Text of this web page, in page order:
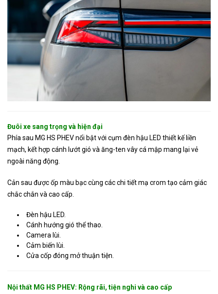
Đuôi xe sang trọng và hiện đại
Phía sau MG HS PHEV nổi bật với cụm đèn hậu LED thiết kế liền
mạch, kết hợp cánh lướt gió và ăng-ten vây cá mập mang lại vẻ
ngoài năng động.
Cản sau được ốp màu bạc cùng các chi tiết mạ crom tạo cảm giác
chắc chắn và cao cấp.
Đèn hậu LED.
Cánh hướng gió thể thao.
Camera lùi.
Cảm biến lùi.
Cửa cốp đóng mở thuận tiện.
Nội thất MG HS PHEV: Rộng rãi, tiện nghi và cao cấp